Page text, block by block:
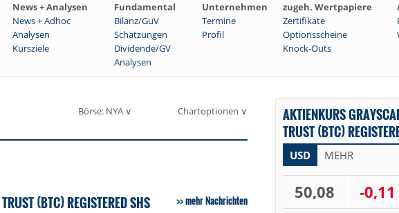
News + Analysen Fundamental Unternehmen zugeh. Wertpapiere
News + Adhoc Bilanz/GuV Termine Zertifikate
Analysen Schätzungen Profil Optionsscheine
Kursziele Dividende/GV
Knock-Outs
Analysen
Börse: NYA ∨ Chartoptionen ∨
(BTC) REGISTERED SHS mehr Nachrichten
AKTIENKURS
TRUST (BTC)
USD MEHR
50,08 -0,11